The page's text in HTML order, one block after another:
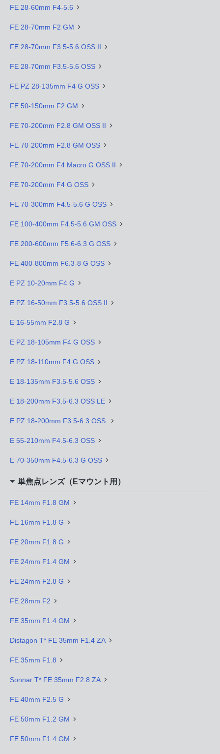
FE 28-60mm F4-5.6
FE 28-70mm F2 GM
FE 28-70mm F3.5-5.6 OSS II
FE 28-70mm F3.5-5.6 OSS
FE PZ 28-135mm F4 G OSS
FE 50-150mm F2 GM
FE 70-200mm F2.8 GM OSS II
FE 70-200mm F2.8 GM OSS
FE 70-200mm F4 Macro G OSS II
FE 70-200mm F4 G OSS
FE 70-300mm F4.5-5.6 G OSS
FE 100-400mm F4.5-5.6 GM OSS
FE 200-600mm F5.6-6.3 G OSS
FE 400-800mm F6.3-8 G OSS
E PZ 10-20mm F4 G
E PZ 16-50mm F3.5-5.6 OSS II
E 16-55mm F2.8 G
E PZ 18-105mm F4 G OSS
E PZ 18-110mm F4 G OSS
E 18-135mm F3.5-5.6 OSS
E 18-200mm F3.5-6.3 OSS LE
E PZ 18-200mm F3.5-6.3 OSS
E 55-210mm F4.5-6.3 OSS
E 70-350mm F4.5-6.3 G OSS
単焦点レンズ（Eマウント用）
FE 14mm F1.8 GM
FE 16mm F1.8 G
FE 20mm F1.8 G
FE 24mm F1.4 GM
FE 24mm F2.8 G
FE 28mm F2
FE 35mm F1.4 GM
Distagon T* FE 35mm F1.4 ZA
FE 35mm F1.8
Sonnar T* FE 35mm F2.8 ZA
FE 40mm F2.5 G
FE 50mm F1.2 GM
FE 50mm F1.4 GM